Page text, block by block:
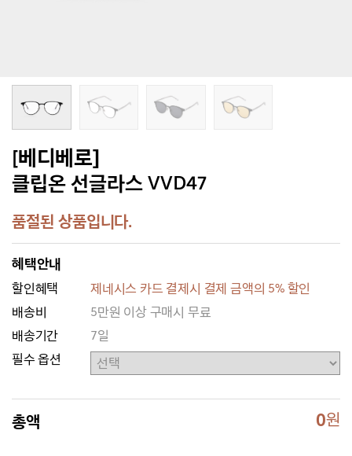
[베디베로]
클립온 선글라스 VVD47
품절된 상품입니다.
혜택안내
할인혜택
제네시스 카드 결제시 결제 금액의 5% 할인
배송비
5만원 이상 구매시 무료
배송기간
7일
필수 옵션
총액 0원